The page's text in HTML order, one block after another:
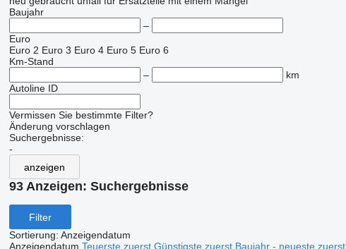
Baujahr
–
Euro
Euro 2 Euro 3 Euro 4 Euro 5 Euro 6
Km-Stand
–
km
Autoline ID
Vermissen Sie bestimmte Filter?
Änderung vorschlagen
Suchergebnisse:
-
anzeigen
93 Anzeigen: Suchergebnisse
Filter
Sortierung: Anzeigendatum
Anzeigendatum Teuerste zuerst Günstigste zuerst Baujahr - neueste zuerst